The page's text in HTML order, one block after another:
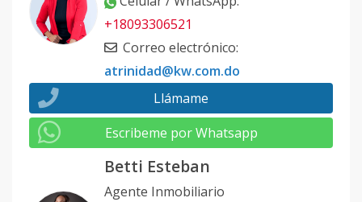
+18093306521
Correo electrónico:
atrinidad@kw.com.do
Llámame
Escribeme por Whatsapp
Betti Esteban
Agente Inmobiliario